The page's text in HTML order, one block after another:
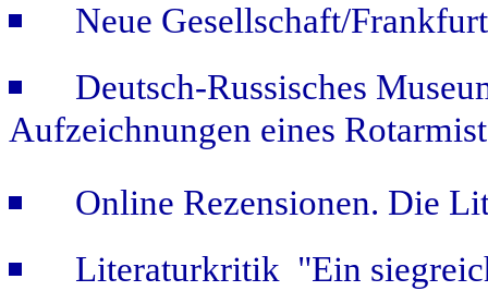
Neue Gesellschaft/
Deutsch-Russisches
Aufzeichnungen eines
Online Rezensionen. Die
Literaturkritik "Ein